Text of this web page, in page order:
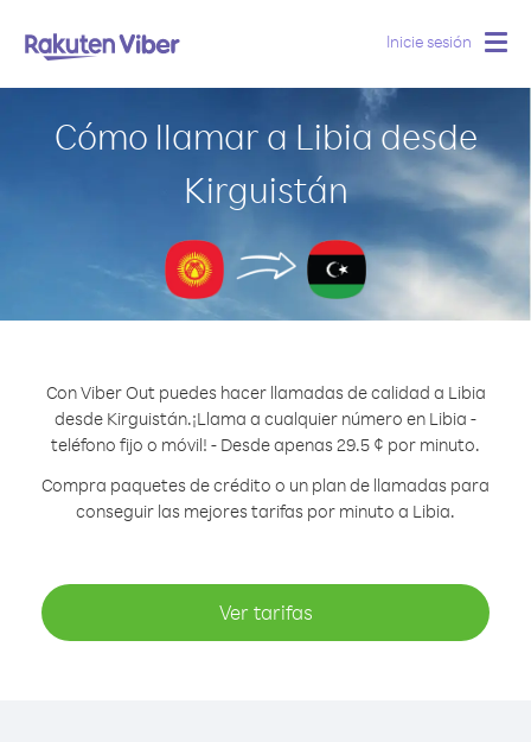
Inicie sesión
Cómo llamar a Libia desde
Kirguistán
Con Viber Out puedes hacer llamadas de calidad a Libia
desde Kirguistán.¡Llama a cualquier número en Libia -
teléfono fijo o móvil! - Desde apenas 29.5 ¢ por minuto.
Compra paquetes de crédito o un plan de llamadas para
conseguir las mejores tarifas por minuto a Libia.
Ver tarifas